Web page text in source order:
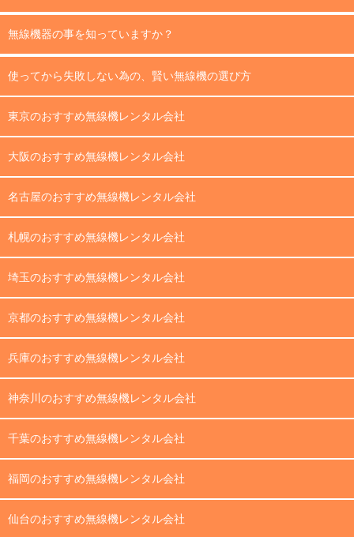
無線機器の事を知っていますか？
使ってから失敗しない為の、賢い無線機の選び方
東京のおすすめ無線機レンタル会社
大阪のおすすめ無線機レンタル会社
名古屋のおすすめ無線機レンタル会社
札幌のおすすめ無線機レンタル会社
埼玉のおすすめ無線機レンタル会社
京都のおすすめ無線機レンタル会社
兵庫のおすすめ無線機レンタル会社
神奈川のおすすめ無線機レンタル会社
千葉のおすすめ無線機レンタル会社
福岡のおすすめ無線機レンタル会社
仙台のおすすめ無線機レンタル会社